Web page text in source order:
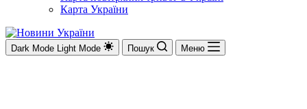
Карта України
Dark Mode Light Mode Пошук Меню